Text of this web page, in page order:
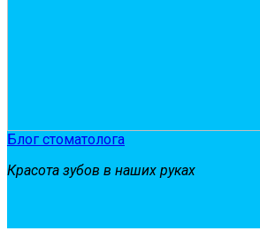
Блог стоматолога
Красота зубов в наших руках